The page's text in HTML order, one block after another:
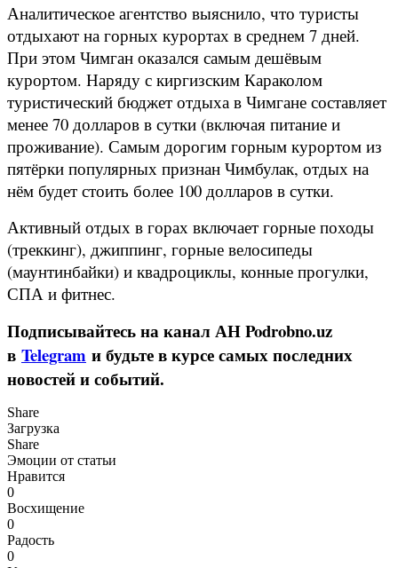
Аналитическое агентство выяснило, что туристы
отдыхают на горных курортах в среднем 7 дней.
При этом Чимган оказался самым дешёвым
курортом. Наряду с киргизским Караколом
туристический бюджет отдыха в Чимгане составляет
менее 70 долларов в сутки (включая питание и
проживание). Самым дорогим горным курортом из
пятёрки популярных признан Чимбулак, отдых на
нём будет стоить более 100 долларов в сутки.
Активный отдых в горах включает горные походы
(треккинг), джиппинг, горные велосипеды
(маунтинбайки) и квадроциклы, конные прогулки,
СПА и фитнес.
Подписывайтесь на канал АН Podrobno.uz
в Telegram и будьте в курсе самых последних
новостей и событий.
Share
Загрузка
Share
Эмоции от статьи
Нравится
0
Восхищение
0
Радость
0